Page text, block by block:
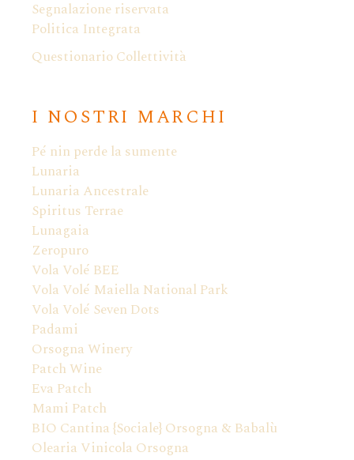
Segnalazione riservata
Politica Integrata
Questionario Collettività
I NOSTRI MARCHI
Pé nin perde la sumente
Lunaria
Lunaria Ancestrale
Spiritus Terrae
Lunagaia
Zeropuro
Vola Volé BEE
Vola Volé Maiella National Park
Vola Volé Seven Dots
Padami
Orsogna Winery
Patch Wine
Eva Patch
Mami Patch
BIO Cantina {Sociale} Orsogna & Babalù
Olearia Vinicola Orsogna